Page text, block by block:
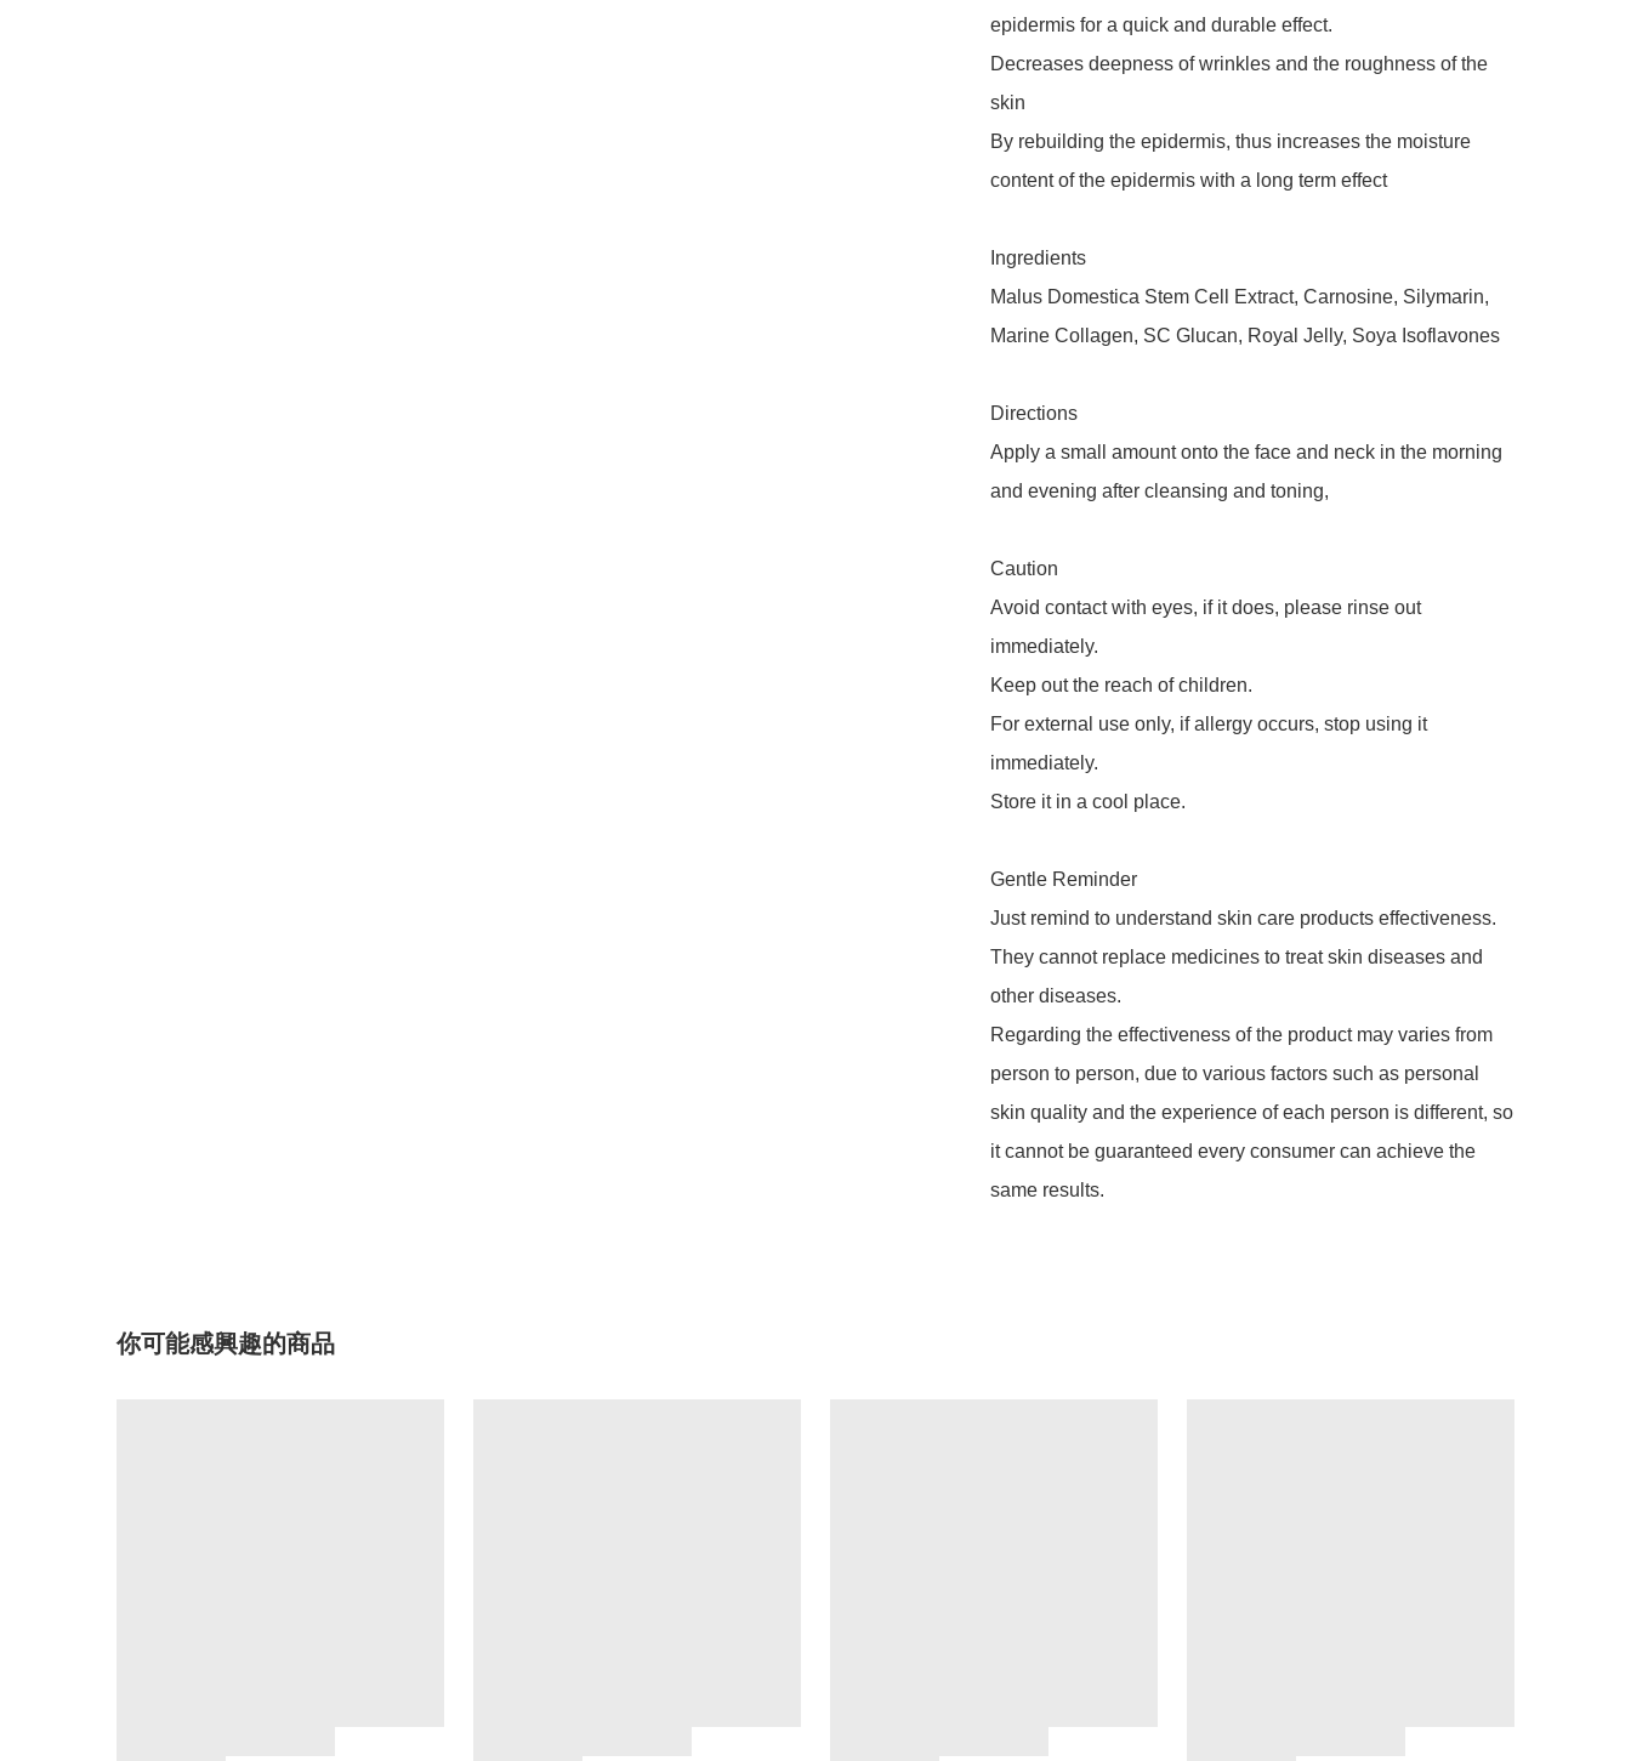
epidermis for a quick and durable effect.
Decreases deepness of wrinkles and the roughness of the
skin
By rebuilding the epidermis, thus increases the moisture
content of the epidermis with a long term effect
Ingredients
Malus Domestica Stem Cell Extract, Carnosine, Silymarin,
Marine Collagen, SC Glucan, Royal Jelly, Soya Isoflavones
Directions
Apply a small amount onto the face and neck in the morning
and evening after cleansing and toning,
Caution
Avoid contact with eyes, if it does, please rinse out
immediately.
Keep out the reach of children.
For external use only, if allergy occurs, stop using it
immediately.
Store it in a cool place.
Gentle Reminder
Just remind to understand skin care products effectiveness.
They cannot replace medicines to treat skin diseases and
other diseases.
Regarding the effectiveness of the product may varies from
person to person, due to various factors such as personal
skin quality and the experience of each person is different, so
it cannot be guaranteed every consumer can achieve the
你可能感興趣的商品